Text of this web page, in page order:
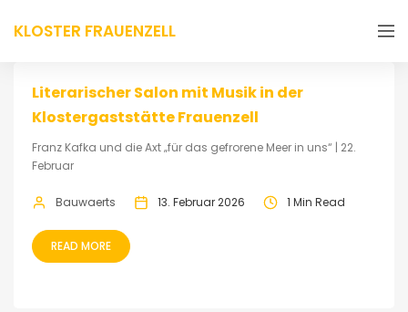
KLOSTER FRAUENZELL
Literarischer Salon mit Musik in der
Klostergaststätte Frauenzell
Franz Kafka und die Axt „für das gefrorene Meer in uns“ | 22.
Februar
Bauwaerts 13. Februar 2026 1 Min Read
READ MORE